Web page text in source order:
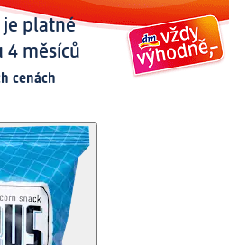
je platné
4 měsíců
cenách